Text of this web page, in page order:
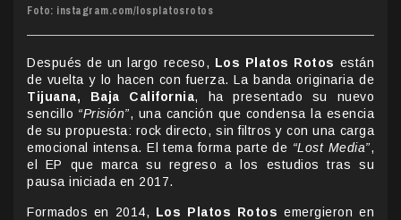
Foto: instagram.com/losplatosrotos
Después de un largo receso, Los Platos Rotos están
de vuelta y lo hacen con fuerza. La banda originaria de
Tijuana, Baja California, ha presentado su nuevo
sencillo “Prisión”, una canción que condensa la esencia
de su propuesta: rock directo, sin filtros y con una carga
emocional intensa. El tema forma parte de “Lost Media”,
el EP que marca su regreso a los estudios tras su
pausa iniciada en 2017.
Formados en 2014, Los Platos Rotos emergieron en